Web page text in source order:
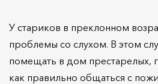
У стариков в преклонном
проблемы со слухом. В этом
помещать в дом престарелых,
как правильно общаться с